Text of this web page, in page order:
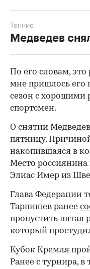
Медведев
Теннис
По его словам,
мне пришлось его
сезон с хорошими
спортсмен.
О снятии
пятницу.
накопившаяся в
Место россиянина
Элиас Имер из
Глава Федерации
Тарпищев ранее
пропустить пятая
который
Кубок Кремля
Ранее с турнира,